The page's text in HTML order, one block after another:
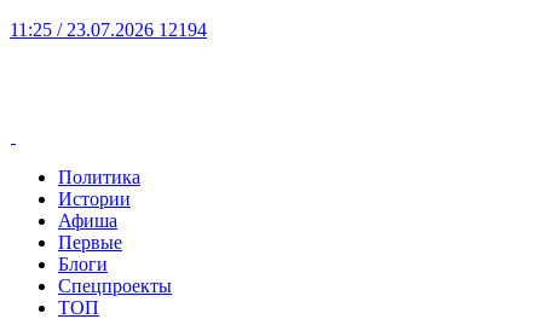
11:25 / 23.07.2026 12194
Политика
Истории
Афиша
Первые
Блоги
Спецпроекты
ТОП